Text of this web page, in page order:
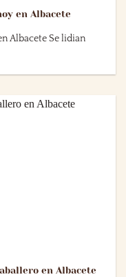
en Albacete
Albacete Se lidian
en Albacete